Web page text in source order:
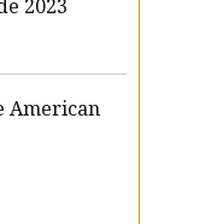
2023
American